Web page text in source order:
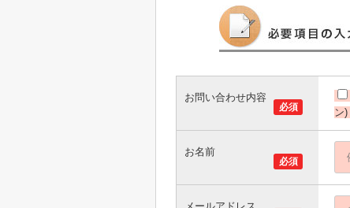
必須
お問い合わせ内容
ン)
必須
お名前